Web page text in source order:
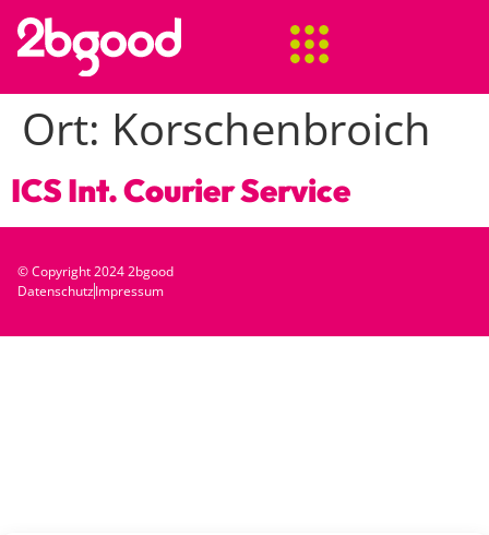
Ort: Korschenbroich
ICS Int. Courier Service
© Copyright 2024 2bgood
DatenschutzImpressum